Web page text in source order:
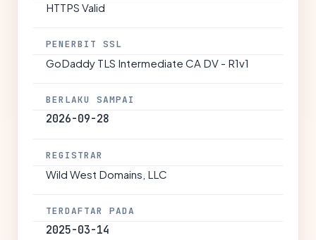
HTTPS Valid
PENERBIT SSL
GoDaddy TLS Intermediate CA DV - R1v1
BERLAKU SAMPAI
2026-09-28
REGISTRAR
Wild West Domains, LLC
TERDAFTAR PADA
2025-03-14